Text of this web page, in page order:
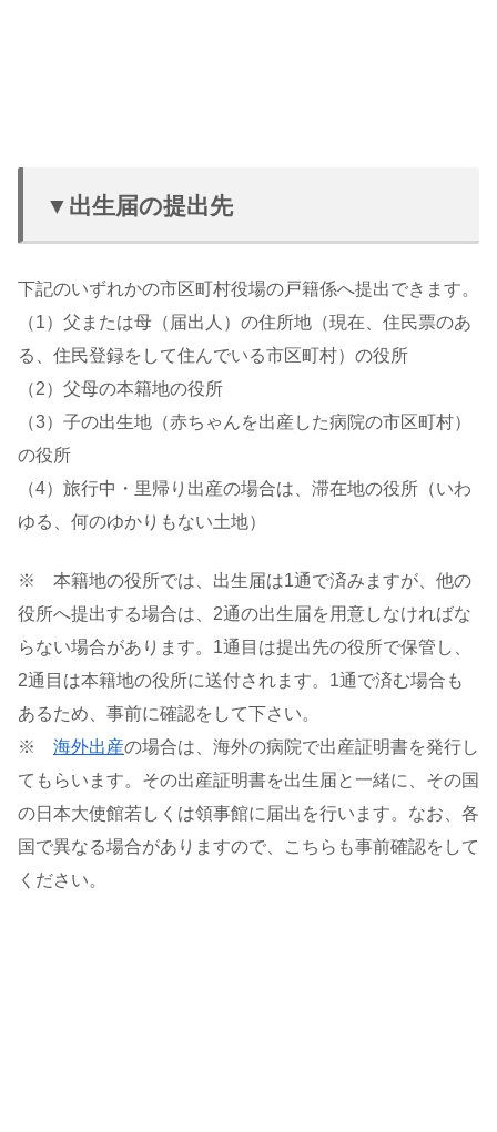
▼出生届の提出先
下記のいずれかの市区町村役場の戸籍係へ提出できます。
（1）父または母（届出人）の住所地（現在、住民票のあ
る、住民登録をして住んでいる市区町村）の役所
（2）父母の本籍地の役所
（3）子の出生地（赤ちゃんを出産した病院の市区町村）
の役所
（4）旅行中・里帰り出産の場合は、滞在地の役所（いわ
ゆる、何のゆかりもない土地）
※ 本籍地の役所では、出生届は1通で済みますが、他の
役所へ提出する場合は、2通の出生届を用意しなければな
らない場合があります。1通目は提出先の役所で保管し、
2通目は本籍地の役所に送付されます。1通で済む場合も
あるため、事前に確認をして下さい。
※ 海外出産の場合は、海外の病院で出産証明書を発行し
てもらいます。その出産証明書を出生届と一緒に、その国
の日本大使館若しくは領事館に届出を行います。なお、各
国で異なる場合がありますので、こちらも事前確認をして
ください。